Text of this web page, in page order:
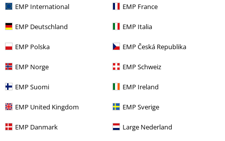
EMP International EMP France
EMP Deutschland EMP Italia
EMP Polska EMP Česká Republika
EMP Norge EMP Schweiz
EMP Suomi EMP Ireland
EMP United Kingdom EMP Sverige
EMP Danmark Large Nederland
Kč 1.329,00
More categories. More options.